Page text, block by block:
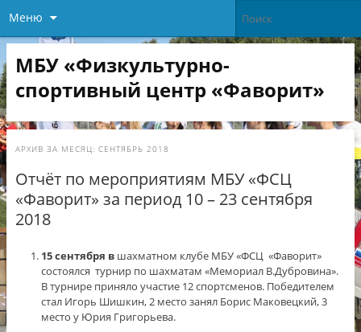
Меню
МБУ «Физкультурно-
спортивный центр «Фаворит»
АРХИВ ЗА МЕСЯЦ: СЕНТЯБРЬ 2018
Отчёт по мероприятиям МБУ «ФСЦ
«Фаворит» за период 10 – 23 сентября
2018
15 сентября в шахматном клубе МБУ «ФСЦ «Фаворит»
состоялся турнир по шахматам «Мемориал В.Дубровина».
В турнире приняло участие 12 спортсменов. Победителем
стал Игорь Шишкин, 2 место занял Борис Маковецкий, 3
место у Юрия Григорьева.